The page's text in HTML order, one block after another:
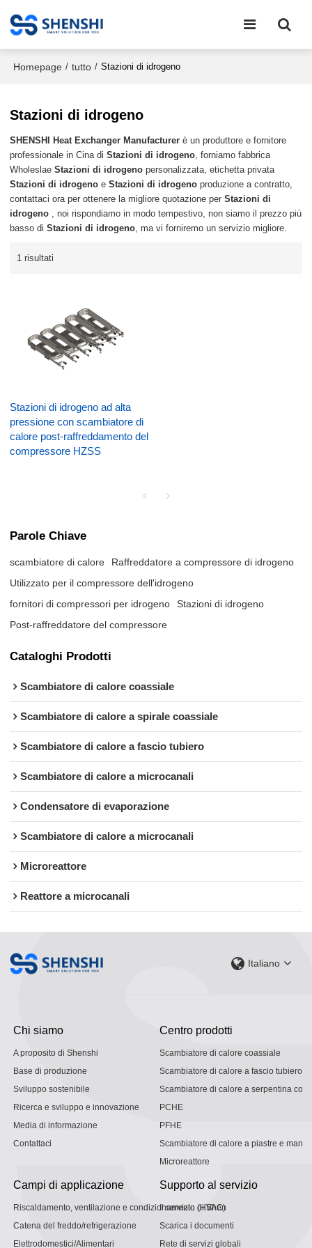
Homepage / tutto / Stazioni di idrogeno
Stazioni di idrogeno
SHENSHI Heat Exchanger Manufacturer​ è un produttore e fornitore
professionale in Cina diStazioni di idrogeno, forniamo fabbrica
WholeslaeStazioni di idrogeno personalizzata, etichetta privata
Stazioni di idrogeno eStazioni di idrogeno produzione a contratto,
contattaci ora per ottenere la migliore quotazione perStazioni di
idrogeno , noi rispondiamo in modo tempestivo, non siamo il prezzo più
basso diStazioni di idrogeno, ma vi forniremo un servizio migliore.
1 risultati
Stazioni di idrogeno ad alta
pressione con scambiatore di
calore post-raffreddamento del
compressore HZSS
Parole Chiave
scambiatore di calore
Raffreddatore a compressore di idrogeno
Utilizzato per il compressore dell'idrogeno
fornitori di compressori per idrogeno
Stazioni di idrogeno
Post-raffreddatore del compressore
Cataloghi Prodotti
Scambiatore di calore coassiale
Scambiatore di calore a spirale coassiale
Scambiatore di calore a fascio tubiero
Scambiatore di calore a microcanali
Condensatore di evaporazione
Scambiatore di calore a microcanali
Microreattore
Reattore a microcanali
Italiano
Chi siamo
A proposito di Shenshi
Base di produzione
Sviluppo sostenibile
Ricerca e sviluppo e innovazione
Media di informazione
Contattaci
Centro prodotti
Scambiatore di calore coassiale
Scambiatore di calore a fascio tubiero
Scambiatore di calore a serpentina con
PCHE
PFHE
Scambiatore di calore a piastre e
Microreattore
Campi di applicazione
Riscaldamento, ventilazione e condizionamento (HVAC)
Catena del freddo/refrigerazione
Elettrodomestici/Alimentari
Supporto al servizio
Il servizio di Shen
Scarica i documenti
Rete di servizi globali